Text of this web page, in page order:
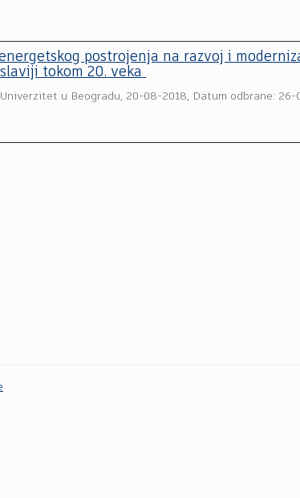
postrojenja na razvoj i
tokom 20. veka
Univerzitet u Beogradu, 20-08-2018, Datum odbrane: 26-